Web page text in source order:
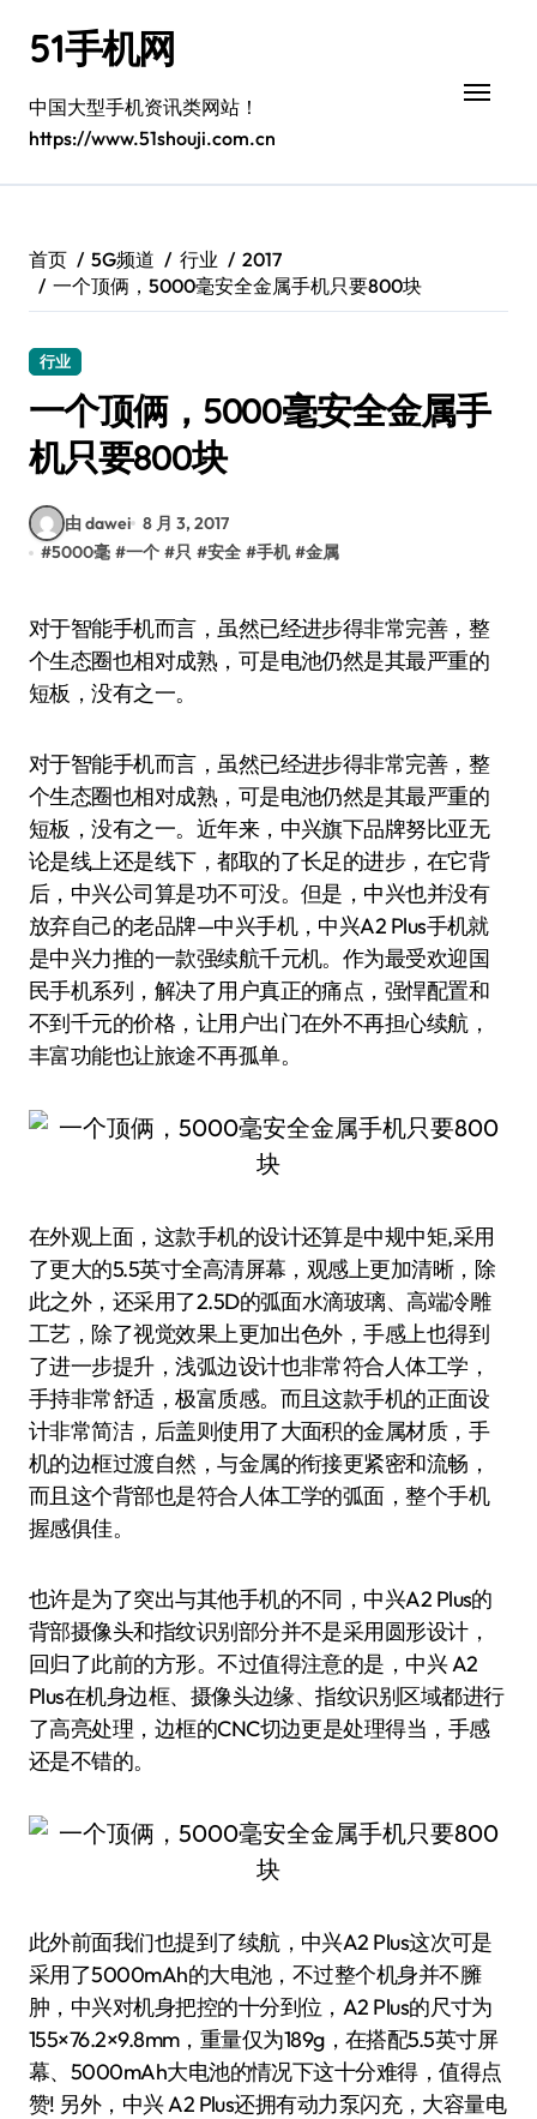
51手机网
中国大型手机资讯类网站！
https://www.51shouji.com.cn
首页 5G频道 行业
2017
一个顶俩，5000毫安全金属手机只要800块
行业
一个顶俩，5000毫安全金属手
机只要800块
由 dawei 8 月 3, 2017
#5000毫 #一个 #只 #安全 #手机 #金属
对于智能手机而言，虽然已经进步得非常完善，整
个生态圈也相对成熟，可是电池仍然是其最严重的
短板，没有之一。
对于智能手机而言，虽然已经进步得非常完善，整
个生态圈也相对成熟，可是电池仍然是其最严重的
短板，没有之一。近年来，中兴旗下品牌努比亚无
论是线上还是线下，都取的了长足的进步，在它背
后，中兴公司算是功不可没。但是，中兴也并没有
放弃自己的老品牌—中兴手机，中兴A2 Plus手机就
是中兴力推的一款强续航千元机。作为最受欢迎国
民手机系列，解决了用户真正的痛点，强悍配置和
不到千元的价格，让用户出门在外不再担心续航，
丰富功能也让旅途不再孤单。
在外观上面，这款手机的设计还算是中规中矩,采用
了更大的5.5英寸全高清屏幕，观感上更加清晰，除
此之外，还采用了2.5D的弧面水滴玻璃、高端冷雕
工艺，除了视觉效果上更加出色外，手感上也得到
了进一步提升，浅弧边设计也非常符合人体工学，
手持非常舒适，极富质感。而且这款手机的正面设
计非常简洁，后盖则使用了大面积的金属材质，手
机的边框过渡自然，与金属的衔接更紧密和流畅，
而且这个背部也是符合人体工学的弧面，整个手机
握感俱佳。
也许是为了突出与其他手机的不同，中兴A2 Plus的
背部摄像头和指纹识别部分并不是采用圆形设计，
回归了此前的方形。不过值得注意的是，中兴 A2
Plus在机身边框、摄像头边缘、指纹识别区域都进行
了高亮处理，边框的CNC切边更是处理得当，手感
还是不错的。
此外前面我们也提到了续航，中兴A2 Plus这次可是
采用了5000mAh的大电池，不过整个机身并不臃
肿，中兴对机身把控的十分到位，A2 Plus的尺寸为
155×76.2×9.8mm，重量仅为189g，在搭配5.5英寸屏
幕、5000mAh大电池的情况下这十分难得，值得点
赞! 另外，中兴 A2 Plus还拥有动力泵闪充，大容量电